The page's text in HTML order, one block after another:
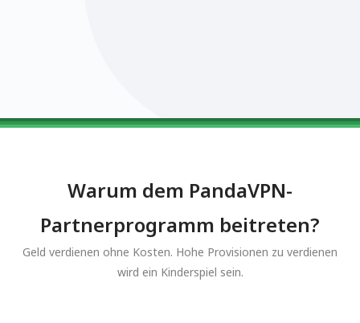
Warum dem PandaVPN-
Partnerprogramm beitreten?
Geld verdienen ohne Kosten. Hohe Provisionen zu verdienen
wird ein Kinderspiel sein.